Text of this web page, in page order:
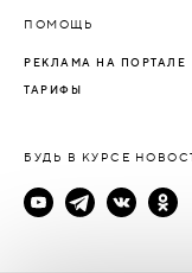
ПОМОЩЬ
РЕКЛАМА НА ПОРТАЛЕ
ТАРИФЫ
БУДЬ В КУРСЕ